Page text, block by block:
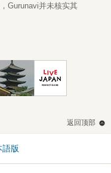
Gurunavi并未核实其
返回顶部
語版